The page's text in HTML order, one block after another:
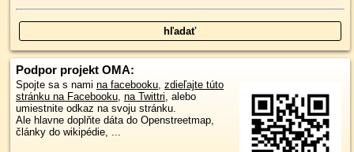
Podpor projekt OMA:
Spojte sa s nami na facebooku, zdieľajte túto
stránku na Facebooku, na Twittri, alebo
umiestnite odkaz na svoju stránku.
Ale hlavne doplňte dáta do Openstreetmap,
články do wikipédie, ...